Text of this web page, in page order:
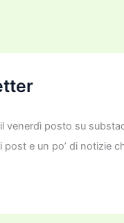
venerdì posto su
post e un po’ di notizie